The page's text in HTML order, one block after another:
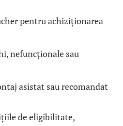
pentru achiziționarea
nefuncționale sau
asistat sau recomandat
de eligibilitate,